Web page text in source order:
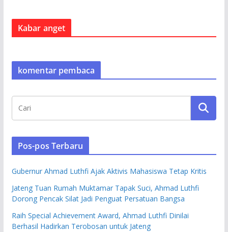
Kabar anget
komentar pembaca
Pos-pos Terbaru
Gubernur Ahmad Luthfi Ajak Aktivis Mahasiswa Tetap Kritis
Jateng Tuan Rumah Muktamar Tapak Suci, Ahmad Luthfi
Dorong Pencak Silat Jadi Penguat Persatuan Bangsa
Raih Special Achievement Award, Ahmad Luthfi Dinilai
Berhasil Hadirkan Terobosan untuk Jateng